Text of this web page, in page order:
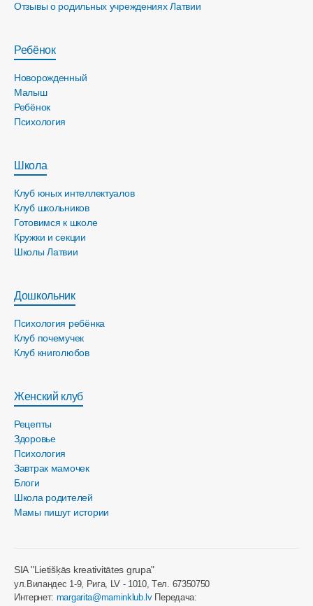
Отзывы о родильных учреждениях Латвии
Ребёнок
Новорожденный
Малыш
Ребёнок
Психология
Школа
Клуб юных интеллектуалов
Клуб школьников
Готовимся к школе
Кружки и секции
Школы Латвии
Дошкольник
Психология ребёнка
Клуб почемучек
Клуб книголюбов
Женский клуб
Рецепты
Здоровье
Психология
Завтрак мамочек
Блоги
Школа родителей
Мамы пишут истории
SIA "Lietišķās kreativitātes grupa"
ул.Виландес 1-9, Рига, LV - 1010, Tел. 67350750
Интернет: margarita@maminklub.lvПередача: